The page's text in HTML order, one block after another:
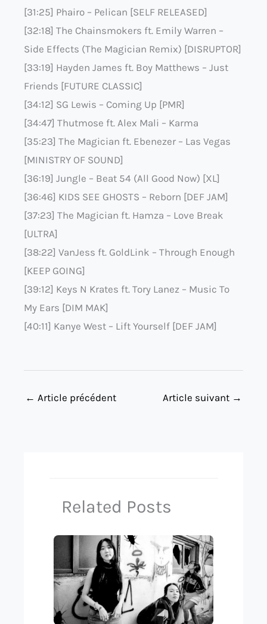
[31:25] Phairo – Pelican [SELF RELEASED]
[32:18] The Chainsmokers ft. Emily Warren –
Side Effects (The Magician Remix) [DISRUPTOR]
[33:19] Hayden James ft. Boy Matthews – Just
Friends [FUTURE CLASSIC]
[34:12] SG Lewis – Coming Up [PMR]
[34:47] Thutmose ft. Alex Mali – Karma
[35:23] The Magician ft. Ebenezer – Las Vegas
[MINISTRY OF SOUND]
[36:19] Jungle – Beat 54 (All Good Now) [XL]
[36:46] KIDS SEE GHOSTS – Reborn [DEF JAM]
[37:23] The Magician ft. Hamza – Love Break
[ULTRA]
[38:22] VanJess ft. GoldLink – Through Enough
[KEEP GOING]
[39:12] Keys N Krates ft. Tory Lanez – Music To
My Ears [DIM MAK]
[40:11] Kanye West – Lift Yourself [DEF JAM]
← Article précédent Article suivant →
Related Posts